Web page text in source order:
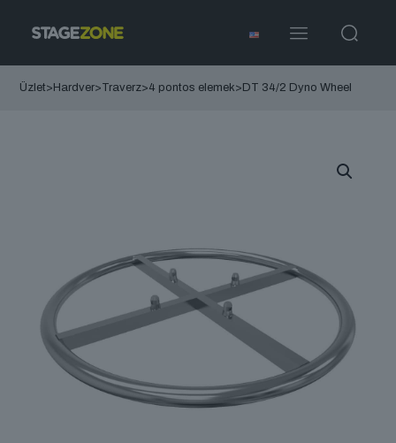
Üzlet> Hardver>Traverz>4 pontos elemek> DT 34/2 Dyno Wheel